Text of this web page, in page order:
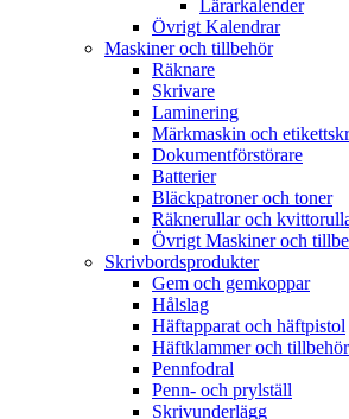
Lärarkalender
Övrigt Kalendrar
Maskiner och tillbehör
Räknare
Skrivare
Laminering
Märkmaskin och
Dokumentförstörare
Batterier
Bläckpatroner och toner
Räknerullar och
Övrigt Maskiner och
Skrivbordsprodukter
Gem och gemkoppar
Hålslag
Häftapparat och häftpistol
Häftklammer och tillbehör
Pennfodral
Penn- och prylställ
Skrivunderlägg